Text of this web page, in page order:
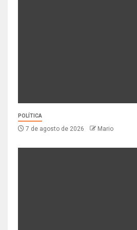
POLÍTICA
7 de agosto de 2026 Mario